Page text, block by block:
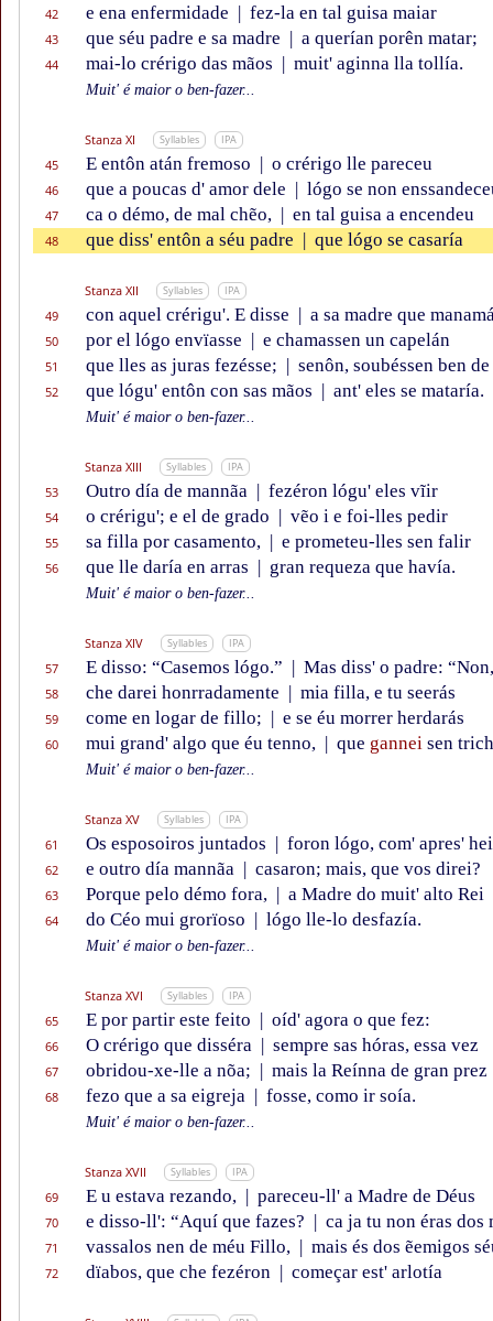
42 e ena enfermidade | fez-la en tal guisa maiar
43 que séu padre e sa madre | a querían porên matar;
44 mai-lo crérigo das mãos | muit' aginna lla tollía.
Muit' é maior o ben-fazer...
Stanza XI Syllables IPA
45 E entôn atán fremoso | o crérigo lle pareceu
46 que a poucas d' amor dele | lógo se non
47 ca o démo, de mal chẽo, | en tal guisa a encendeu
48 que diss' entôn a séu padre | que lógo se casaría
Stanza XII Syllables IPA
49 con aquel crérigu'. E disse | a sa madre que
50 por el lógo envïasse | e chamassen un capelán
51 que lles as juras fezésse; | senôn, soubéssen ben
52 que lógu' entôn con sas mãos | ant' eles se mataría.
Muit' é maior o ben-fazer...
Stanza XIII Syllables IPA
53 Outro día de mannãa | fezéron lógu' eles vĩir
54 o crérigu'; e el de grado | vẽo i e foi-lles pedir
55 sa filla por casamento, | e prometeu-lles sen falir
56 que lle daría en arras | gran requeza que havía.
Muit' é maior o ben-fazer...
Stanza XIV Syllables IPA
57 E disso: “Casemos lógo.” | Mas diss' o padre:
58 che darei honrradamente | mia filla, e tu seerás
59 come en logar de fillo; | e se éu morrer herdarás
60 mui grand' algo que éu tenno, | que gannei sen
Muit' é maior o ben-fazer...
Stanza XV Syllables IPA
61 Os esposoiros juntados | foron lógo, com' apres'
62 e outro día mannãa | casaron; mais, que vos direi?
63 Porque pelo démo fora, | a Madre do muit' alto Rei
64 do Céo mui grorïoso | lógo lle-lo desfazía.
Muit' é maior o ben-fazer...
Stanza XVI Syllables IPA
65 E por partir este feito | oíd' agora o que fez:
66 O crérigo que disséra | sempre sas hóras, essa vez
67 obridou-xe-lle a nõa; | mais la Reínna de gran prez
68 fezo que a sa eigreja | fosse, como ir soía.
Muit' é maior o ben-fazer...
Stanza XVII Syllables IPA
69 E u estava rezando, | pareceu-ll' a Madre de Déus
70 e disso-ll': “Aquí que fazes? | ca ja tu non éras dos
71 vassalos nen de méu Fillo, | mais és dos ẽemigos
72 dïabos, que che fezéron | começar est' arlotía